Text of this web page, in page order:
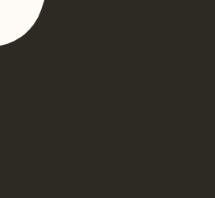
入驻服务商开放。
可通过平台直接了解你的覆盖能力。